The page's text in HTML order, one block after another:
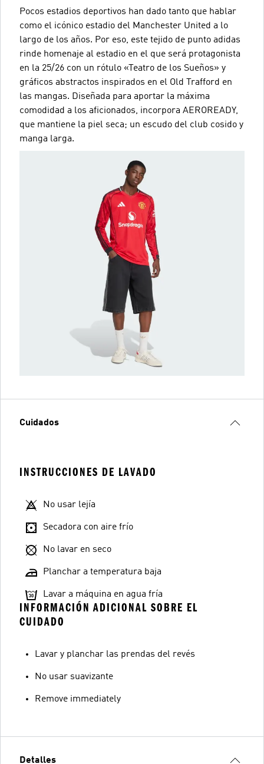
Pocos estadios deportivos han dado tanto que hablar
como el icónico estadio del Manchester United a lo
largo de los años. Por eso, este tejido de punto adidas
rinde homenaje al estadio en el que será protagonista
en la 25/26 con un rótulo «Teatro de los Sueños» y
gráficos abstractos inspirados en el Old Trafford en
las mangas. Diseñada para aportar la máxima
comodidad a los aficionados, incorpora AEROREADY,
que mantiene la piel seca; un escudo del club cosido y
manga larga.
Cuidados
INSTRUCCIONES DE LAVADO
No usar lejía
Secadora con aire frío
No lavar en seco
Planchar a temperatura baja
Lavar a máquina en agua fría
INFORMACIÓN ADICIONAL SOBRE EL
CUIDADO
Lavar y planchar las prendas del revés
No usar suavizante
Remove immediately
Detalles